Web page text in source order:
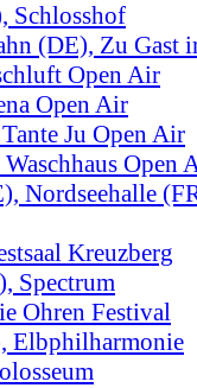
Schlosshof
(DE), Zu Gast
Open Air
Open Air
Ju Open Air
Open
Nordseehalle
Kreuzberg
Spectrum
Ohren Festival
Elbphilharmonie